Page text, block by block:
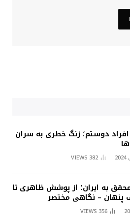
افراد دوستم؛ زنگ خطری به سران
382
VIEWS
به ایران؛ از پوشش ظاهری تا
پنهان – نگاهی مختصر
356
VIEWS